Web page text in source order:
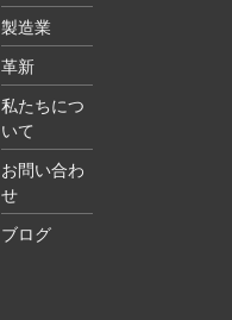
製造業
革新
私たちにつ
いて
お問い合わ
せ
ブログ